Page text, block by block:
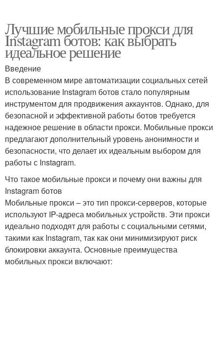
Лучшие мобильные прокси для
Instagram ботов: как выбрать
идеальное решение
Введение
В современном мире автоматизации социальных сетей
использование Instagram ботов стало популярным
инструментом для продвижения аккаунтов. Однако, для
безопасной и эффективной работы ботов требуется
надежное решение в области прокси. Мобильные прокси
предлагают дополнительный уровень анонимности и
безопасности, что делает их идеальным выбором для
работы с Instagram.
Что такое мобильные прокси и почему они важны для
Instagram ботов
Мобильные прокси – это тип прокси-серверов, которые
используют IP-адреса мобильных устройств. Эти прокси
идеально подходят для работы с социальными сетями,
такими как Instagram, так как они минимизируют риск
блокировки аккаунта. Основные преимущества
мобильных прокси включают: